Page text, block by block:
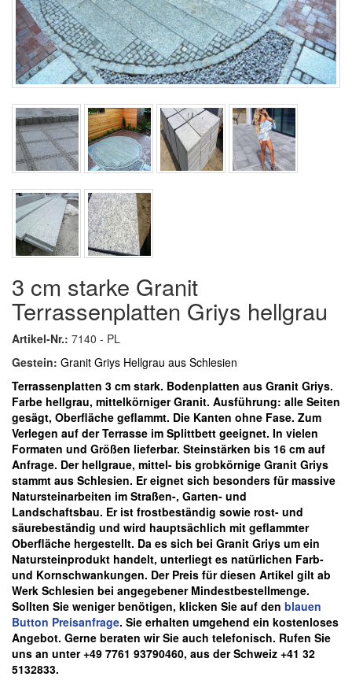
3 cm starke Granit
Terrassenplatten Griys hellgrau
Artikel-Nr.: 7140 - PL
Gestein: Granit Griys Hellgrau aus Schlesien
Terrassenplatten 3 cm stark. Bodenplatten aus Granit Griys.
Farbe hellgrau, mittelkörniger Granit. Ausführung: alle Seiten
gesägt, Oberfläche geflammt. Die Kanten ohne Fase. Zum
Verlegen auf der Terrasse im Splittbett geeignet. In vielen
Formaten und Größen lieferbar. Steinstärken bis 16 cm auf
Anfrage. Der hellgraue, mittel- bis grobkörnige Granit Griys
stammt aus Schlesien. Er eignet sich besonders für massive
Natursteinarbeiten im Straßen-, Garten- und
Landschaftsbau. Er ist frostbeständig sowie rost- und
säurebeständig und wird hauptsächlich mit geflammter
Oberfläche hergestellt. Da es sich bei Granit Griys um ein
Natursteinprodukt handelt, unterliegt es natürlichen Farb-
und Kornschwankungen. Der Preis für diesen Artikel gilt ab
Werk Schlesien bei angegebener Mindestbestellmenge.
Sollten Sie weniger benötigen, klicken Sie auf den blauen
Button Preisanfrage. Sie erhalten umgehend ein kostenloses
Angebot. Gerne beraten wir Sie auch telefonisch. Rufen Sie
uns an unter +49 7761 93790460, aus der Schweiz +41 32
5132833.